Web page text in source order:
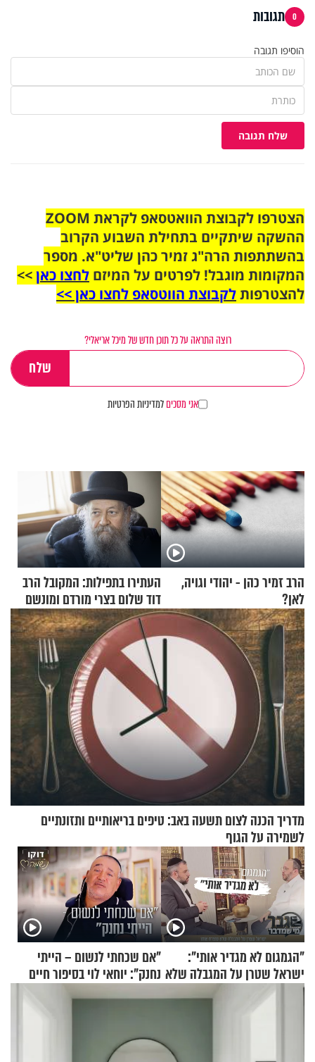
0 תגובות
הוסיפו תגובה
שלח תגובה
הצטרפו לקבוצת הוואטסאפ לקראת ZOOM
ההשקה שיתקיים בתחילת השבוע הקרוב
בהשתתפות הרה"ג זמיר כהן שליט"א. מספר
המקומות מוגבל! לפרטים על המיזם לחצו כאן>>
להצטרפותלקבוצת הווטסאפ לחצו כאן >>
רוצה התראה על כל תוכן חדש של מיכל אריאלי?
אני מסכיםלמדיניות הפרטיות
הרב זמיר כהן - יהודי וגויה,
לאן?
העתירו בתפילות: המקובל הרב
דוד שלום בצרי מורדם ומונשם
מדריך הכנה לצום תשעה באב: טיפים בריאותיים ותזונתיים
לשמירה על הגוף
"הגמגום לא מגדיר אותי":
ישראל שטרן על המגבלה שלא
עוצרת אותו
"אם שכחתי לנשום – הייתי
נחנק": יוחאי לוי בסיפור חיים
מעורר השראה